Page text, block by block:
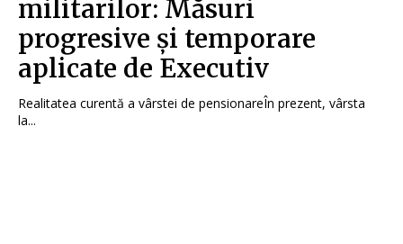
militarilor: Măsuri
progresive și temporare
aplicate de Executiv
Realitatea curentă a vârstei de pensionareÎn prezent, vârsta
la...